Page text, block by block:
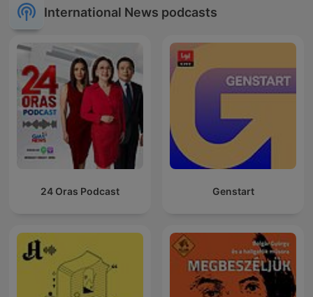
International News podcasts
24 Oras Podcast Genstart